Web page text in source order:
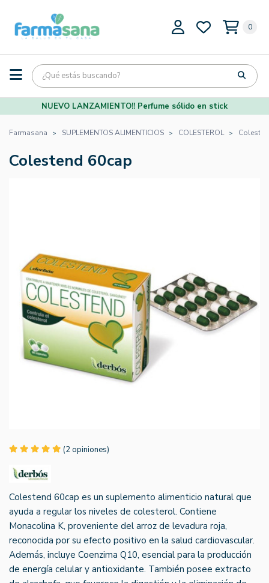
0
NUEVO LANZAMIENTO!! Perfume sólido en stick
Farmasana SUPLEMENTOS ALIMENTICIOS COLESTEROL
Colestend 60cap
(2 opiniones)
Colestend 60cap es un suplemento alimenticio natural que
ayuda a regular los niveles de colesterol. Contiene
Monacolina K, proveniente del arroz de levadura roja,
reconocida por su efecto positivo en la salud cardiovascular.
Además, incluye Coenzima Q10, esencial para la producción
de energía celular y antioxidante. También posee extracto